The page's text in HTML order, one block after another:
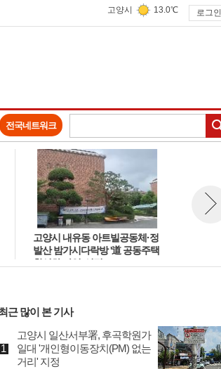
고양시 13.0℃ 로그인
전국네트워크
고양시 내유동 아트빌공동체·정
발산 밤가시다락방 '道 공동주택
활성화 사업' 선정
근 많이 본 기사
고양시 일산서부署, 후곡학원가
일대 '개인형이동장치(PM) 없는
거리' 지정